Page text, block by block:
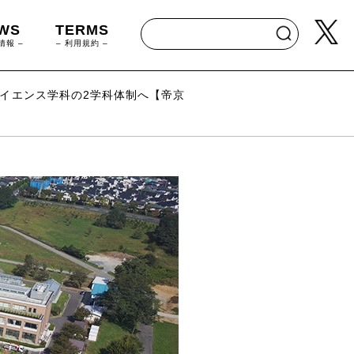
報 –
TERMS
– 利用規約 –
エンス学科の2学科体制へ【帝京